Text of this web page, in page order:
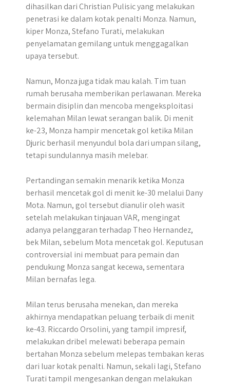
dihasilkan dari Christian Pulisic yang melakukan
penetrasi ke dalam kotak penalti Monza. Namun,
kiper Monza, Stefano Turati, melakukan
penyelamatan gemilang untuk menggagalkan
upaya tersebut.
Namun, Monza juga tidak mau kalah. Tim tuan
rumah berusaha memberikan perlawanan. Mereka
bermain disiplin dan mencoba mengeksploitasi
kelemahan Milan lewat serangan balik. Di menit
ke-23, Monza hampir mencetak gol ketika Milan
Djuric berhasil menyundul bola dari umpan silang,
tetapi sundulannya masih melebar.
Pertandingan semakin menarik ketika Monza
berhasil mencetak gol di menit ke-30 melalui Dany
Mota. Namun, gol tersebut dianulir oleh wasit
setelah melakukan tinjauan VAR, mengingat
adanya pelanggaran terhadap Theo Hernandez,
bek Milan, sebelum Mota mencetak gol. Keputusan
controversial ini membuat para pemain dan
pendukung Monza sangat kecewa, sementara
Milan bernafas lega.
Milan terus berusaha menekan, dan mereka
akhirnya mendapatkan peluang terbaik di menit
ke-43. Riccardo Orsolini, yang tampil impresif,
melakukan dribel melewati beberapa pemain
bertahan Monza sebelum melepas tembakan keras
dari luar kotak penalti. Namun, sekali lagi, Stefano
Turati tampil mengesankan dengan melakukan